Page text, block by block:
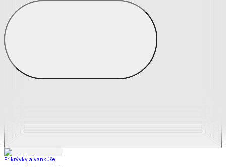
Zobraziť všetko
Všetko z Matrace a matracové chrániče
Matrace
Chrániče na matrace
Prikrývky a vankúše